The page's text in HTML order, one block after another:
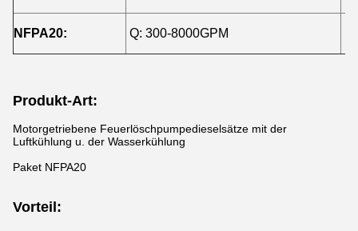
NFPA20: Q: 300-8000GPM
Produkt-Art:
Motorgetriebene Feuerlöschpumpedieselsätze mit der
Luftkühlung u. der Wasserkühlung
Paket NFPA20
Vorteil: